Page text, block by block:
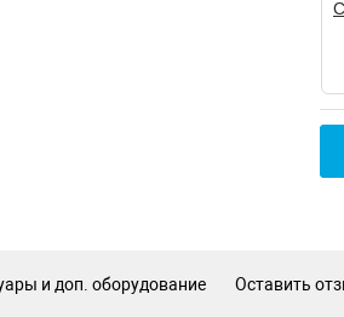
и доп. оборудование Оставить